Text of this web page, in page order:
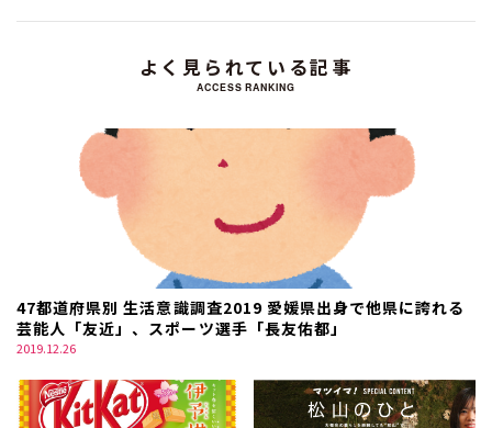
よく見られている記事
ACCESS RANKING
47都道府県別 生活意識調査2019 愛媛県出身で他県に誇れる
芸能人「友近」、スポーツ選手「長友佑都」
2019.12.26